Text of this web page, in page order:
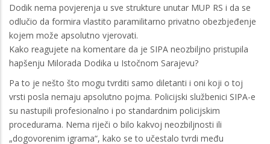
Dodik nema povjerenja u sve strukture unutar MUP RS i da se
odlučio da formira vlastito paramilitarno privatno obezbjeđenje
kojem može apsolutno vjerovati.
Kako reagujete na komentare da je SIPA neozbiljno pristupila
hapšenju Milorada Dodika u Istočnom Sarajevu?
Pa to je nešto što mogu tvrditi samo diletanti i oni koji o toj
vrsti posla nemaju apsolutno pojma. Policijski službenici SIPA-e
su nastupili profesionalno i po standardnim policijskim
procedurama. Nema riječi o bilo kakvoj neozbiljnosti ili
„dogovorenim igrama“, kako se to učestalo tvrdi među